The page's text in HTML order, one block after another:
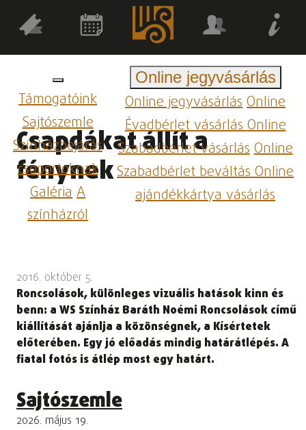
Támogatóink
Sajtószemle
Színházbejárás
csoportoknak
GalériaA
színházról
Online jegyvásárlás
Online jegyvásárlásOnline
Évadbérlet vásárlásOnline
Szabadbérlet vásárlásOnline
Szabadbérlet beváltásOnline
ajándékkártya vásárlás
Csapdákat állít a
fénynek
2016. október 5.
Roncsolások, különleges vizuális hatások kinn és
benn: a WS Színház Baráth Noémi Roncsolások című
kiállítását ajánlja a közönségnek, a Kísértetek
előterében. Egy jó előadás mindig határátlépés. A
fiatal fotós is átlép most egy határt.
Sajtószemle
2026. május 19.